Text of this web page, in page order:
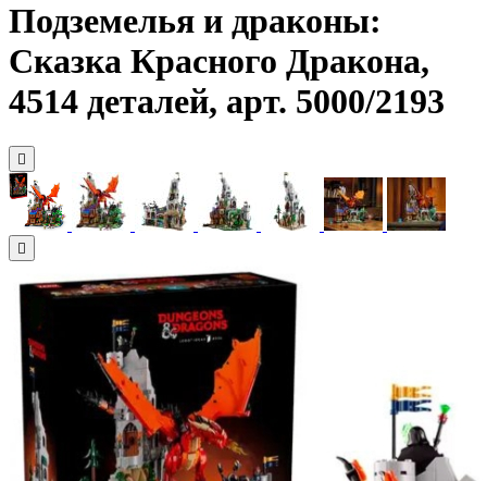
Подземелья и драконы:
Сказка Красного Дракона,
4514 деталей, арт. 5000/2193